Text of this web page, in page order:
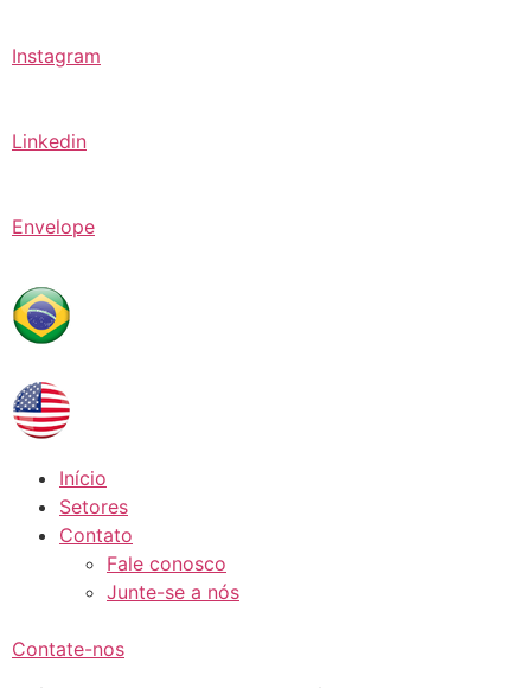
Instagram
Linkedin
Envelope
Início
Setores
Contato
Fale conosco
Junte-se a nós
Contate-nos